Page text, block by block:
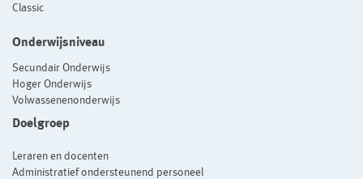
Classic
Onderwijsniveau
Secundair Onderwijs
Hoger Onderwijs
Volwassenenonderwijs
Doelgroep
Leraren en docenten
Administratief ondersteunend personeel